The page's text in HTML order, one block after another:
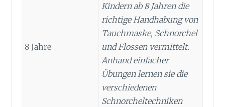
8 Jahre
Kindern ab 8 Jahren die
richtige Handhabung von
Tauch­maske, Schnorchel
und Flossen vermittelt.
Anhand einfacher
Übungen lernen sie die
verschiedenen
Schnorchel­techniken